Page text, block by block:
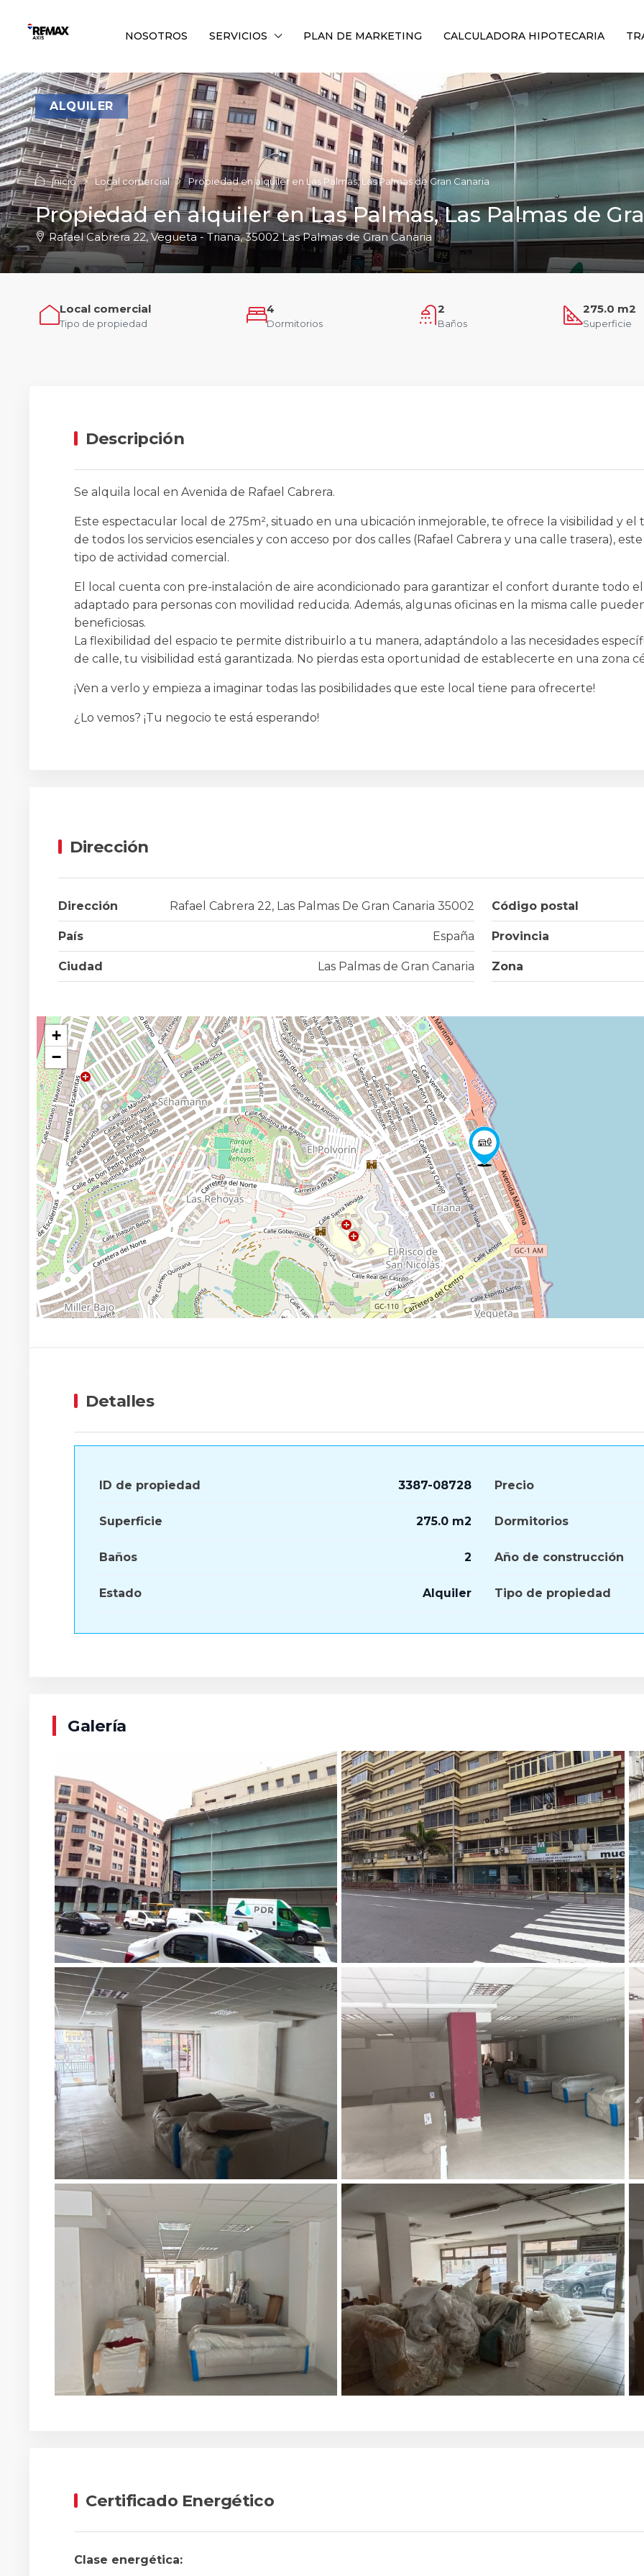
NOSOTROS SERVICIOS PLAN DE MARKETING CALCULADORA HIPOTECARIA
ALQUILER
Inicio Local comercial Propiedad en alquiler en Las Palmas, Las Palmas de Gran Canaria
Propiedad en alquiler en Las Palmas, Las Palmas de
Rafael Cabrera 22, Vegueta - Triana, 35002 Las Palmas de Gran Canaria
Local comercial
Tipo de propiedad
4
Dormitorios
2
Baños
275.0 m2
Superficie
Descripción
Se alquila local en Avenida de Rafael Cabrera.
Este espectacular local de 275m², situado en una ubicación inmejorable, te ofrece la visibilidad y
de todos los servicios esenciales y con acceso por dos calles (Rafael Cabrera y una calle trasera),
tipo de actividad comercial.
El local cuenta con pre-instalación de aire acondicionado para garantizar el confort durante todo
adaptado para personas con movilidad reducida. Además, algunas oficinas en la misma calle
beneficiosas.
La flexibilidad del espacio te permite distribuirlo a tu manera, adaptándolo a las necesidades
de calle, tu visibilidad está garantizada. No pierdas esta oportunidad de establecerte en una zona
¡Ven a verlo y empieza a imaginar todas las posibilidades que este local tiene para ofrecerte!
¿Lo vemos? ¡Tu negocio te está esperando!
Dirección
Dirección Rafael Cabrera 22, Las Palmas De Gran Canaria 35002 Código postal
País España Provincia
Ciudad Las Palmas de Gran Canaria Zona
+
−
Detalles
ID de propiedad 3387-08728 Precio
Superficie 275.0 m2 Dormitorios
Baños 2 Año de construcción
Estado Alquiler Tipo de propiedad
Certificado Energético
Clase energética: